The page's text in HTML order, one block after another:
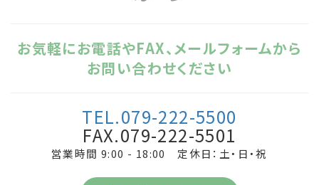
お気軽にお電話やFAX、メールフォームから
お問い合わせください
TEL.079-222-5500
FAX.079-222-5501
営業時間 9:00 - 18:00 定休日：土・日・祝